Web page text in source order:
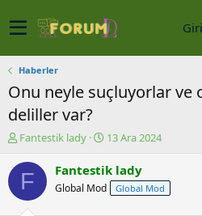
Haberler
Onu neyle suçluyorlar ve
deliller var?
K
n
u
y
Fantestik lady
B
ş
l
a
13 Ara 2024
F Fantestik lady
Global Mod Global Mod